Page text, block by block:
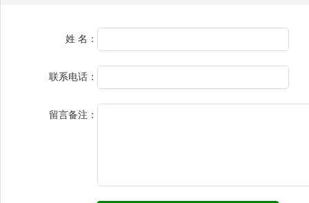
姓 名：
联系电话：
留言备注：